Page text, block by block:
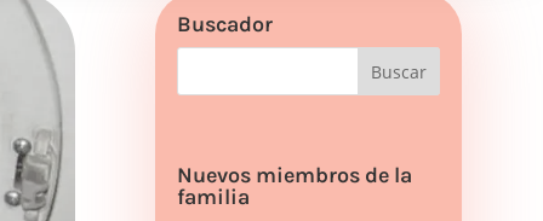
Buscador
Nuevos miembros de la
familia